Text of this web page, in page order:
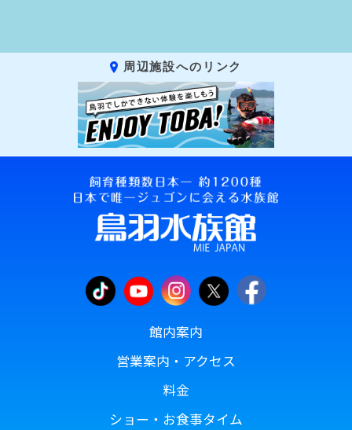
周辺施設へのリンク
館内案内
営業案内・アクセス
料金
ショー・お食事タイム